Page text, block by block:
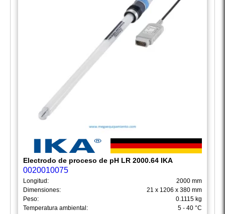
Electrodo de proceso de pH LR 2000.64 IKA
0020010075
Longitud:
2000 mm
Dimensiones:
21 x 1206 x 380 mm
Peso:
0.1115 kg
Temperatura ambiental:
5 - 40 °C